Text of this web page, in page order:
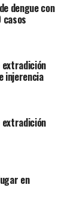
dengue con
casos
extradición
injerencia
extradición
en